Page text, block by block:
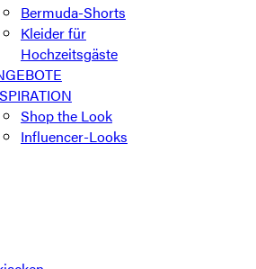
Bermuda-Shorts
Kleider für
Hochzeitsgäste
Shop the Look
Influencer-Looks